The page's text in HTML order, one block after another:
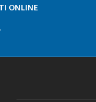
ONLINE